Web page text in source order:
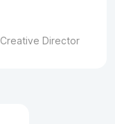
Creative Director